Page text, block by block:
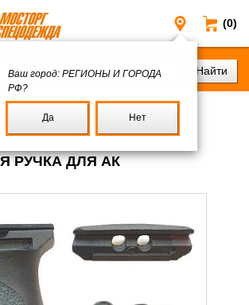
(0)
Регионы
Ваш город: РЕГИОНЫ И ГОРОДА
РФ?
Да Нет
Военное имущество
/
хранения
РУЧКА ДЛЯ АК